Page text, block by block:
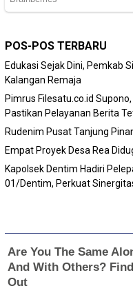
POS-POS TERBARU
Edukasi Sejak Dini, Pemkab
Kalangan Remaja
Pimrus Filesatu.co.id
Pastikan Pelayanan Berita
Rudenim Pusat Tanjung
Empat Proyek Desa Rea
Kapolsek Dentim Hadiri
01/Dentim, Perkuat